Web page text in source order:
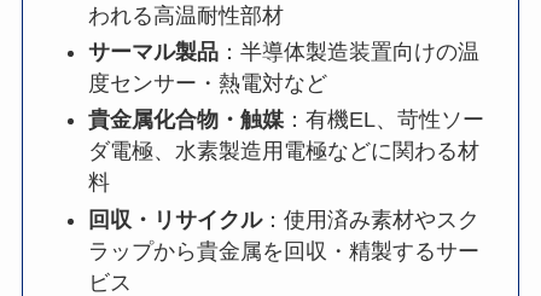
われる高温耐性部材
サーマル製品：半導体製造装置向けの温
度センサー・熱電対など
貴金属化合物・触媒：有機EL、苛性ソー
ダ電極、水素製造用電極などに関わる材
料
回収・リサイクル：使用済み素材やスク
ラップから貴金属を回収・精製するサー
ビス